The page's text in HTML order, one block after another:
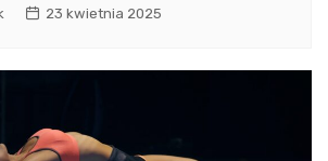
23 kwietnia 2025